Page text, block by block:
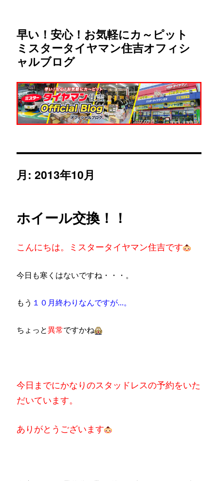
早い！安心！お気軽にカ～ピット
ミスタータイヤマン住吉オフィシ
ャルブログ
月:2013年10月
ホイール交換！！
こんにちは。ミスタータイヤマン住吉です
今日も寒くはないですね・・・。
もう １０月終わりなんですが…。
ちょっと異常ですかね
今日までにかなりのスタッドレスの予約をいた
だいています。
ありがとうございます